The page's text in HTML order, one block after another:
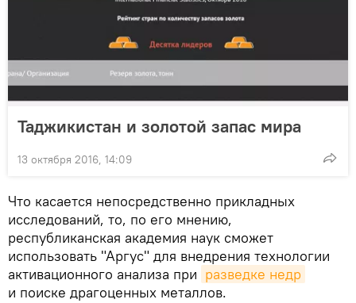
Таджикистан и золотой запас мира
13 октября 2016, 14:09
Что касается непосредственно прикладных
исследований, то, по его мнению,
республиканская академия наук сможет
использовать "Аргус" для внедрения технологии
активационного анализа при разведке недр
и поиске драгоценных металлов.